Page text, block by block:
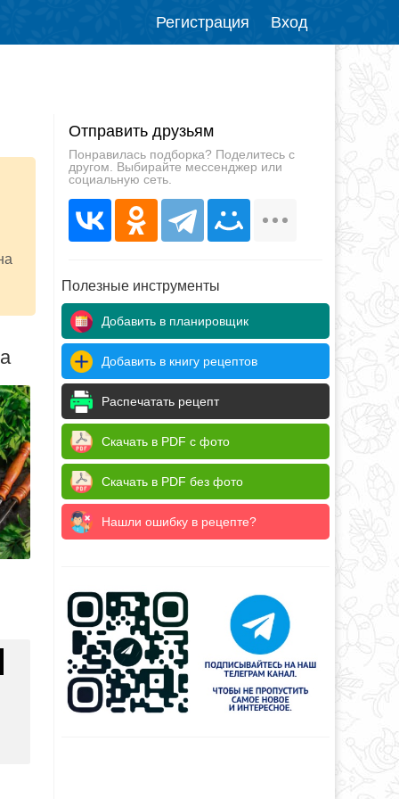
Регистрация Вход
Отправить друзьям
Понравилась подборка? Поделитесь с
другом. Выбирайте мессенджер или
социальную сеть.
Полезные инструменты
Добавить в планировщик
Добавить в книгу рецептов
Распечатать рецепт
Скачать в PDF с фото
Скачать в PDF без фото
Нашли ошибку в рецепте?